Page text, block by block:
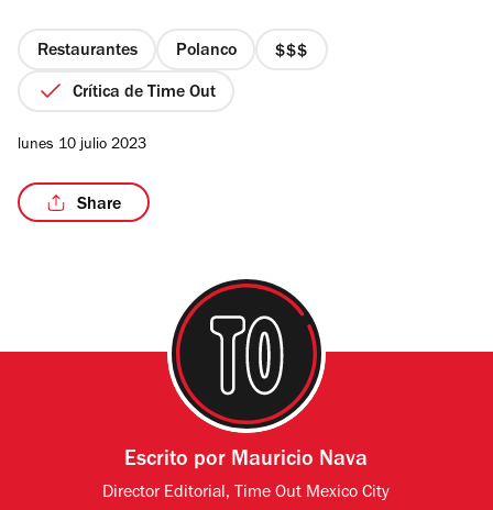
Restaurantes Polanco
precio
Crítica de Time Out
lunes 10 julio 2023
Share
Escrito por Mauricio Nava
Director Editorial, Time Out Mexico City